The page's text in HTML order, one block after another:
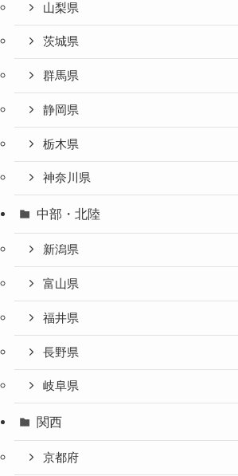
山梨県
茨城県
群馬県
静岡県
栃木県
神奈川県
中部・北陸
新潟県
富山県
福井県
長野県
岐阜県
関西
京都府